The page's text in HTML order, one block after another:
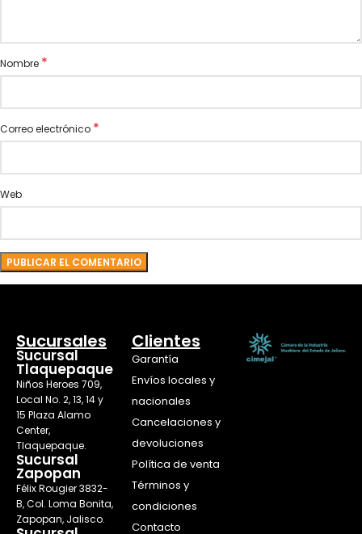
Nombre *
Correo electrónico *
Web
Sucursales
Sucursal
Tlaquepaque
Niños Heroes 709,
Local No. 2, 13, 14 y
15 Plaza Alamo
Center,
Tlaquepaque.
Sucursal
Zapopan
Félix Rougier 3832-
B, Col. Loma Bonita,
Zapopan, Jalisco.
Clientes
Garantía
Envíos locales y
nacionales
Cancelaciones y
devoluciones
Política de venta
Términos y
condiciones
Contacto